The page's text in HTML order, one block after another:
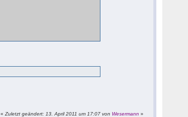
«Zuletzt geändert: 13. April 2011 um 17:07 von Wesermann »